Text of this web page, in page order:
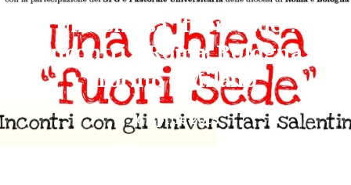
Una Chiesa “fuori sede”:
incontri a Roma, Bologna,
Torino e Milano
16 Aprile 2018